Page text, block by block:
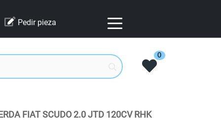
Pedir pieza
0
FIAT SCUDO 2.0 JTD 120CV RHK